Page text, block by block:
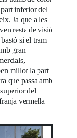
inferior del
Ja que a les
resta de visió
si el tram
gran
millor la part
que passa amb
del
vermella